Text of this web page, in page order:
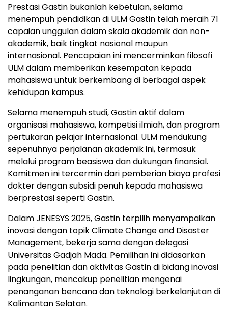
Prestasi Gastin bukanlah kebetulan, selama
menempuh pendidikan di ULM Gastin telah meraih 71
capaian unggulan dalam skala akademik dan non-
akademik, baik tingkat nasional maupun
internasional. Pencapaian ini mencerminkan filosofi
ULM dalam memberikan kesempatan kepada
mahasiswa untuk berkembang di berbagai aspek
kehidupan kampus.
Selama menempuh studi, Gastin aktif dalam
organisasi mahasiswa, kompetisi ilmiah, dan program
pertukaran pelajar internasional. ULM mendukung
sepenuhnya perjalanan akademik ini, termasuk
melalui program beasiswa dan dukungan finansial.
Komitmen ini tercermin dari pemberian biaya profesi
dokter dengan subsidi penuh kepada mahasiswa
berprestasi seperti Gastin.
Dalam JENESYS 2025, Gastin terpilih menyampaikan
inovasi dengan topik Climate Change and Disaster
Management, bekerja sama dengan delegasi
Universitas Gadjah Mada. Pemilihan ini didasarkan
pada penelitian dan aktivitas Gastin di bidang inovasi
lingkungan, mencakup penelitian mengenai
penanganan bencana dan teknologi berkelanjutan di
Kalimantan Selatan.